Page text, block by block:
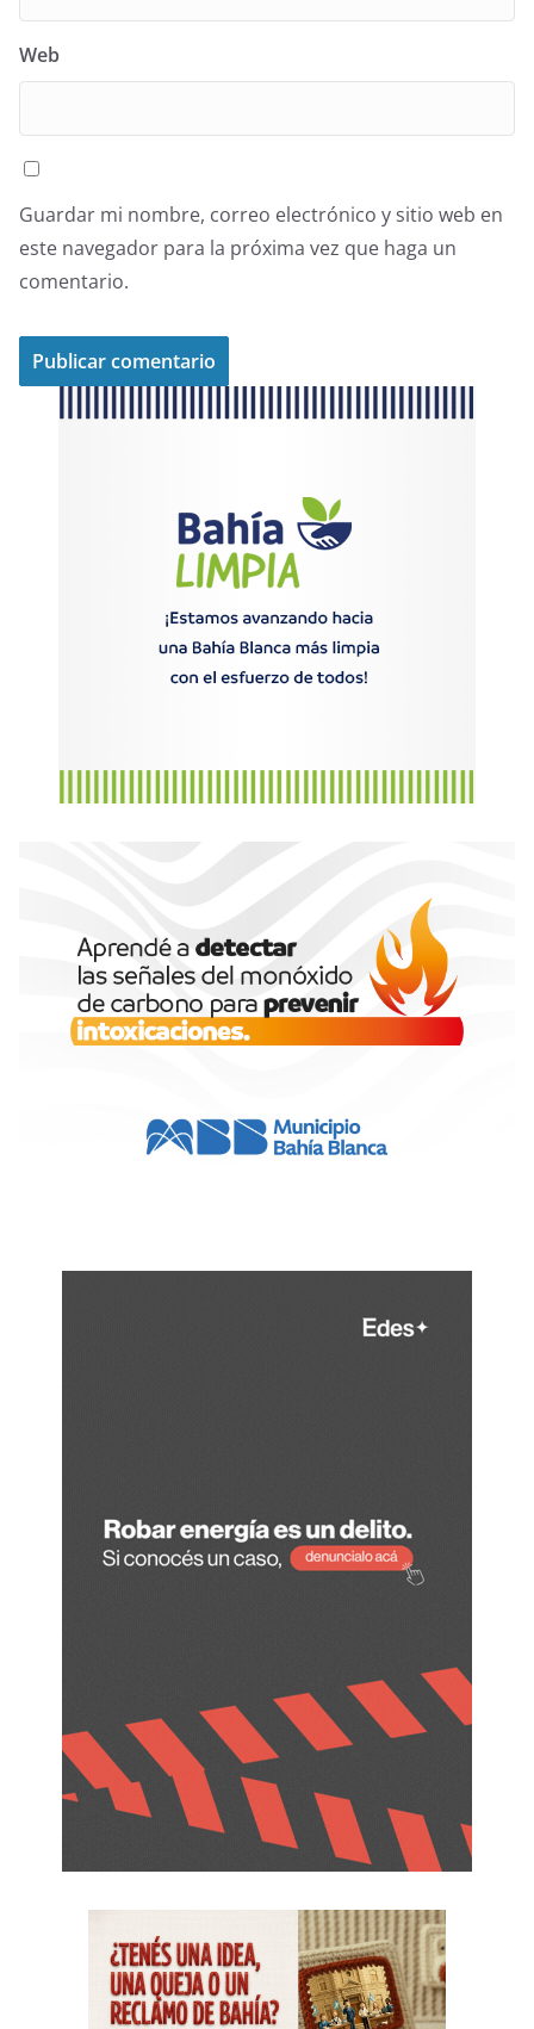
Web
Guardar mi nombre, correo electrónico y sitio web en
este navegador para la próxima vez que haga un
comentario.